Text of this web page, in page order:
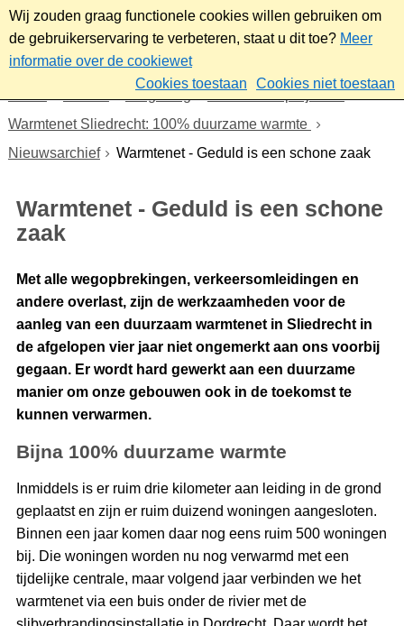
Wij zouden graag functionele cookies willen gebruiken om
de gebruikerservaring te verbeteren, staat u dit toe? Meer
informatie over de cookiewet
Cookies toestaan
Cookies niet toestaan
Omgeving
Plannen en projecten
Warmtenet Sliedrecht: 100% duurzame warmte
Nieuwsarchief
Warmtenet - Geduld is een schone zaak
Warmtenet - Geduld is een schone
zaak
Met alle wegopbrekingen, verkeersomleidingen en
andere overlast, zijn de werkzaamheden voor de
aanleg van een duurzaam warmtenet in Sliedrecht in
de afgelopen vier jaar niet ongemerkt aan ons voorbij
gegaan. Er wordt hard gewerkt aan een duurzame
manier om onze gebouwen ook in de toekomst te
kunnen verwarmen.
Bijna 100% duurzame warmte
Inmiddels is er ruim drie kilometer aan leiding in de grond
geplaatst en zijn er ruim duizend woningen aangesloten.
Binnen een jaar komen daar nog eens ruim 500 woningen
bij. Die woningen worden nu nog verwarmd met een
tijdelijke centrale, maar volgend jaar verbinden we het
warmtenet via een buis onder de rivier met de